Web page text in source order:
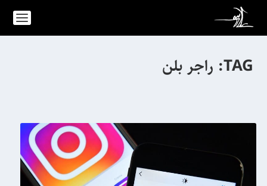
TAG: راجر بلن